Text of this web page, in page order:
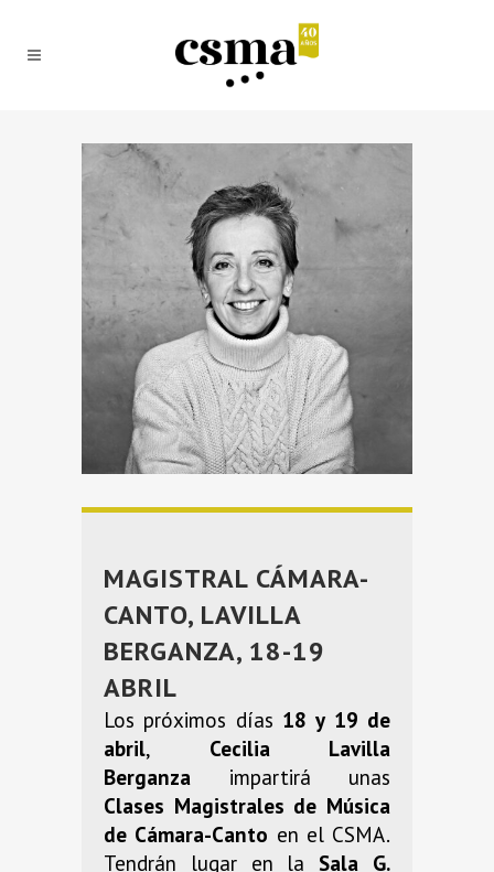
MAGISTRAL CÁMARA-
CANTO, LAVILLA
BERGANZA, 18-19
ABRIL
Los próximos días 18 y 19 de
abril, Cecilia Lavilla
Berganza impartirá unas
Clases Magistrales de Música
de Cámara-Canto en el CSMA.
Tendrán lugar en la Sala G.